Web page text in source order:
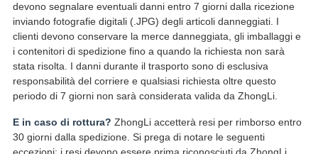
devono segnalare eventuali danni entro 7 giorni dalla ricezione
inviando fotografie digitali (.JPG) degli articoli danneggiati. I
clienti devono conservare la merce danneggiata, gli imballaggi e
i contenitori di spedizione fino a quando la richiesta non sarà
stata risolta. I danni durante il trasporto sono di esclusiva
responsabilità del corriere e qualsiasi richiesta oltre questo
periodo di 7 giorni non sarà considerata valida da ZhongLi.
E in caso di rottura? ZhongLi accetterà resi per rimborso entro
30 giorni dalla spedizione. Si prega di notare le seguenti